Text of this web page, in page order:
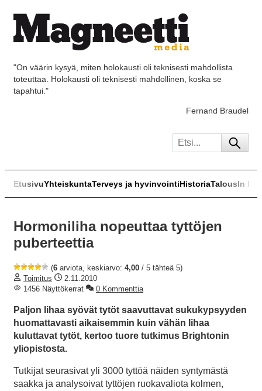
"On väärin kysyä, miten holokausti oli teknisesti mahdollista
toteuttaa. Holokausti oli teknisesti mahdollinen, koska se
tapahtui."
Fernand Braudel
EtusivuYhteiskuntaTerveys ja hyvinvointiHistoriaTalousIn
Hormoniliha nopeuttaa tyttöjen
puberteettia
(6 arviota, keskiarvo: 4,00 / 5 tähteä 5)
Toimitus
2.11.2010
1456 Näyttökerrat
0 Kommenttia
Paljon lihaa syövät tytöt saavuttavat sukukypsyyden
huomattavasti aikaisemmin kuin vähän lihaa
kuluttavat tytöt, kertoo tuore tutkimus Brightonin
yliopistosta.
Tutkijat seurasivat yli 3000 tyttöä näiden syntymästä
saakka ja analysoivat tyttöjen ruokavaliota kolmen,